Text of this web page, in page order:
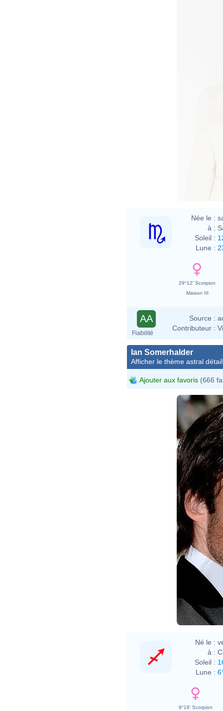
Née le :
à :
Soleil :
Lune :
29°12' Scorpion
Maison III
AA
Fiabilité
Source :
Contributeur :
Ian Somerhalder
Afficher le thème astral
Ajouter aux favoris (666
Né le :
à :
Soleil :
Lune :
9°16' Scorpion